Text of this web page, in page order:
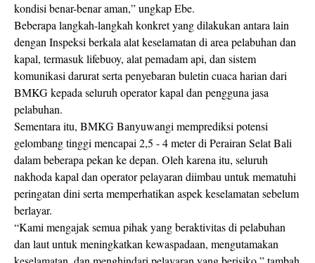
kondisi benar-benar aman,” ungkap Ebe.
Beberapa langkah-langkah konkret yang dilakukan antara lain
dengan Inspeksi berkala alat keselamatan di area pelabuhan dan
kapal, termasuk lifebuoy, alat pemadam api, dan sistem
komunikasi darurat serta penyebaran buletin cuaca harian dari
BMKG kepada seluruh operator kapal dan pengguna jasa
pelabuhan.
Sementara itu, BMKG Banyuwangi memprediksi potensi
gelombang tinggi mencapai 2,5 - 4 meter di Perairan Selat Bali
dalam beberapa pekan ke depan. Oleh karena itu, seluruh
nakhoda kapal dan operator pelayaran diimbau untuk mematuhi
peringatan dini serta memperhatikan aspek keselamatan sebelum
berlayar.
“Kami mengajak semua pihak yang beraktivitas di pelabuhan
dan laut untuk meningkatkan kewaspadaan, mengutamakan